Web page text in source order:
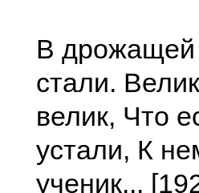
В дрожащей
стали.
велик, Что
устали, К
ученик...